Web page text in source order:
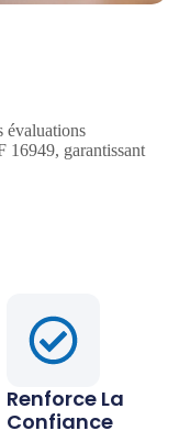
évaluations
16949, garantissant
Renforce La
Confiance